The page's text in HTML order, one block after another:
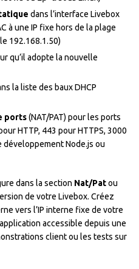
dans l’interface Livebox
à une IP fixe hors de la plage
192.168.1.50)
qu’il adopte la nouvelle
la liste des baux DHCP
ports(NAT/PAT) pour les ports
HTTP, 443 pour HTTPS, 3000
Node.js ou
dans la section Nat/Patou
de votre Livebox. Créez
vers l’IP interne fixe de votre
accessible depuis une
client ou les tests sur